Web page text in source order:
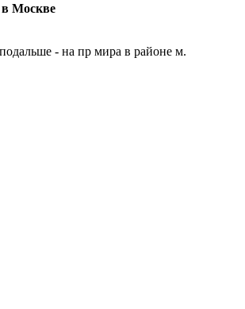
Москве
- на пр мира в районе м.